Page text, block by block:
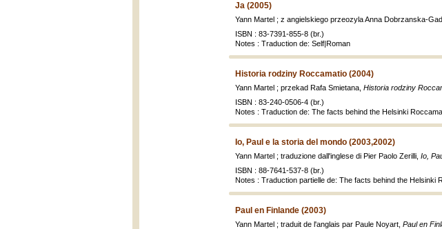
Ja (2005)
Yann Martel ; z angielskiego przeozyla Anna Dobrzanska-
ISBN : 83-7391-855-8 (br.)
Notes : Traduction de: Self|Roman
Historia rodziny Roccamatio (2004)
Yann Martel ; przekad Rafa Smietana, Historia rodziny
ISBN : 83-240-0506-4 (br.)
Notes : Traduction de: The facts behind the Helsinki
Io, Paul e la storia del mondo (2003,2002)
Yann Martel ; traduzione dall'inglese di Pier Paolo Zerilli, Io,
ISBN : 88-7641-537-8 (br.)
Notes : Traduction partielle de: The facts behind the Helsinki
Paul en Finlande (2003)
Yann Martel ; traduit de l'anglais par Paule Noyart, Paul en